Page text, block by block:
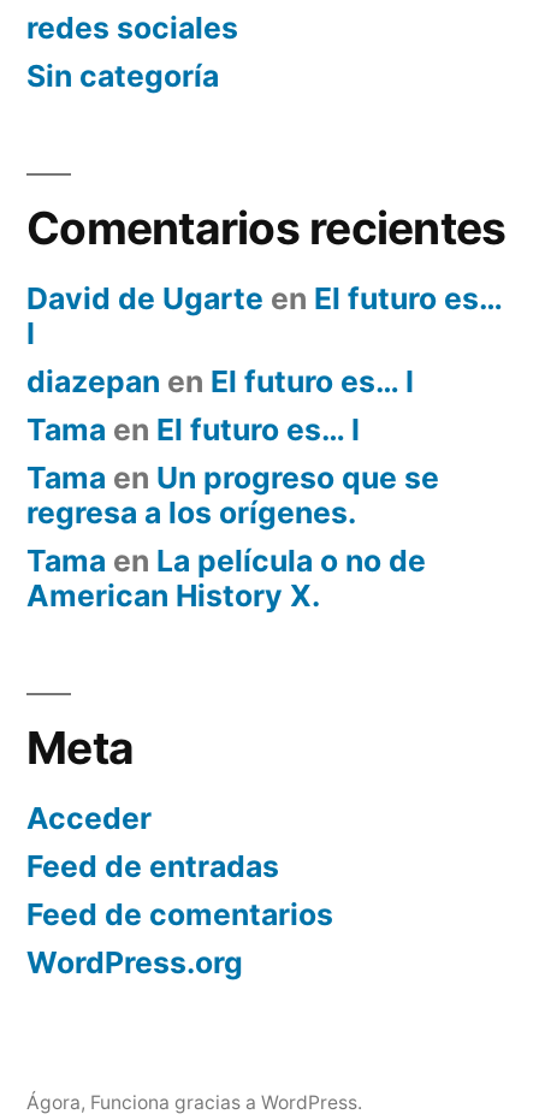
redes sociales
Sin categoría
Comentarios recientes
David de Ugarte en El futuro es…
I
diazepan en El futuro es… I
Tama en El futuro es… I
Tama en Un progreso que se
regresa a los orígenes.
Tama en La película o no de
American History X.
Meta
Acceder
Feed de entradas
Feed de comentarios
WordPress.org
Ágora, Funciona gracias a WordPress.